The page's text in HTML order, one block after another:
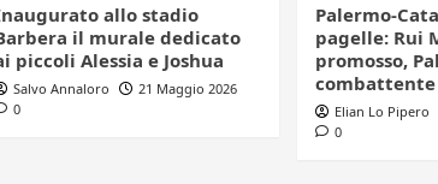
allo stadio
il murale dedicato
piccoli Alessia e Joshua
Salvo Annaloro
21 Maggio 2026
0
Palermo-
pagelle: Rui
promosso,
combattente
Elian Lo Pipero
0